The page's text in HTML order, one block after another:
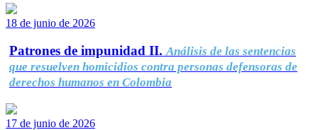
18 de junio de 2026
Patrones de impunidad II. Análisis de las sentencias
que resuelven homicidios contra personas defensoras de
derechos humanos en Colombia
17 de junio de 2026